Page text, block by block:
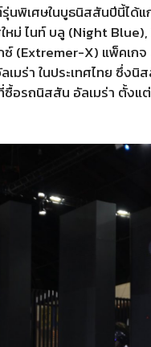
นพิเศษในบูธนิสสันปีนี้ไ
หม่ ไนท์ บลู (Night
ซ์ (Extremer-X) แพ็คเก
เมร่า ในประเทศไทย ซึ่ง
อรถนิสสัน อัลเมร่า ตั้งแ